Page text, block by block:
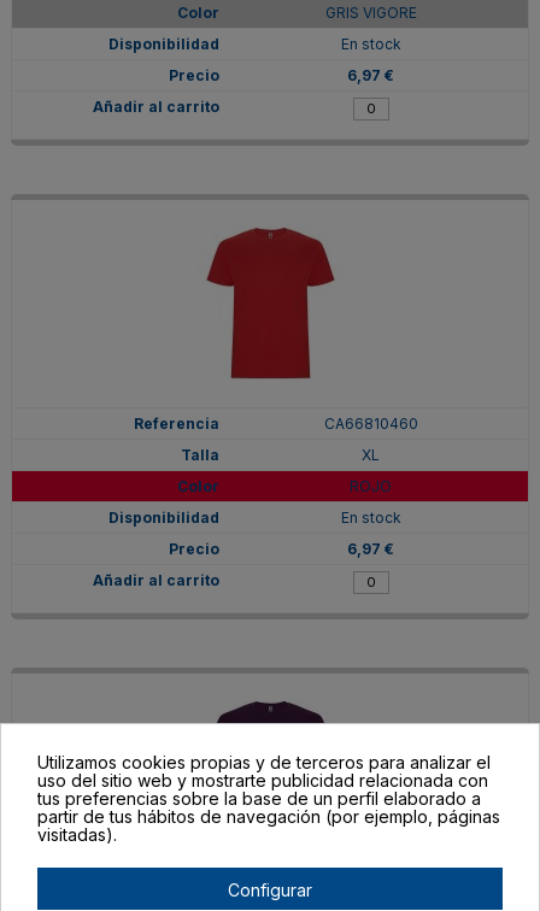
GRIS VIGORE
En stock
6,97 €
CA66810460
XL
ROJO
En stock
6,97 €
Utilizamos cookies propias y de terceros para analizar el
uso del sitio web y mostrarte publicidad relacionada con
tus preferencias sobre la base de un perfil elaborado a
partir de tus hábitos de navegación (por ejemplo, páginas
visitadas).
Configurar